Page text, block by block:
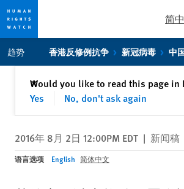
Skip
to
privacy
Skip
to
content
简中
趋势 香港反修例抗争 新冠病毒 中
Would you like to read this page in
Yes
No, don't ask again
✕关闭
2016年 8月 2日 12:00PM EDT | 新闻稿
语言选项 English 简体中文